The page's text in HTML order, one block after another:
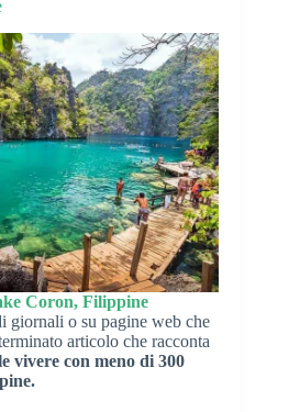
Coron, Filippine
giornali o su pagine web che
articolo che racconta
vivere con meno di 300